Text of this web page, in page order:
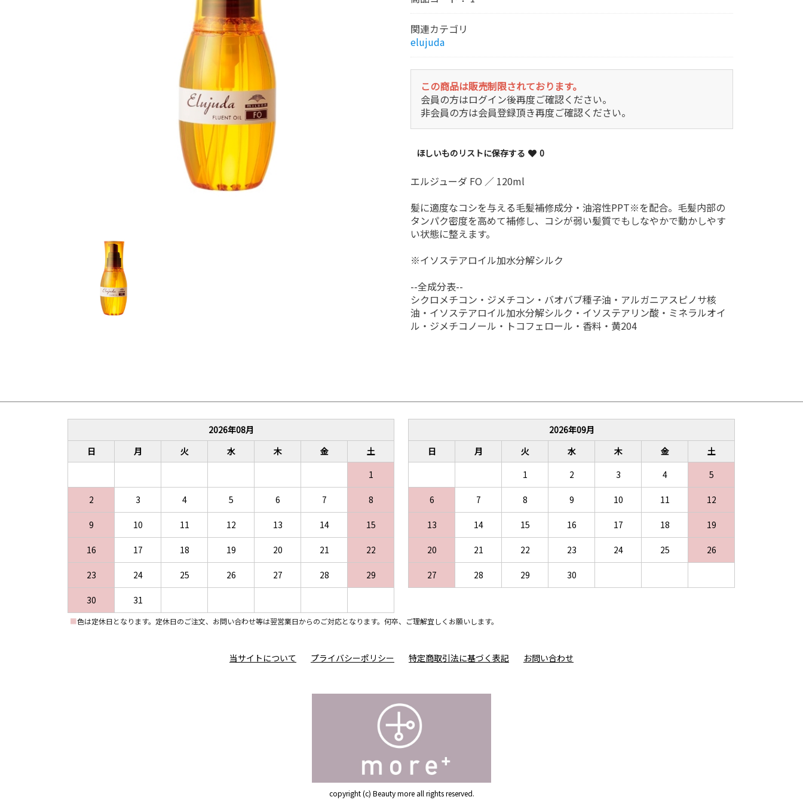
関連カテゴリ
elujuda
この商品は販売制限されております。
会員の方はログイン後再度ご確認ください。
非会員の方は会員登録頂き再度ご確認ください。
カートへ進む
ほしいものリストに保存する 0
エルジューダ FO ／ 120ml
髪に適度なコシを与える毛髪補修成分・油溶性PPT※を配合。毛髪内部の
タンパク密度を高めて補修し、コシが弱い髪質でもしなやかで動かしやす
い状態に整えます。
※イソステアロイル加水分解シルク
--全成分表--
シクロメチコン・ジメチコン・バオバブ種子油・アルガニアスピノサ核
油・イソステアロイル加水分解シルク・イソステアリン酸・ミネラルオイ
ル・ジメチコノール・トコフェロール・香料・黄204
2026年08月
日
月 火 水 木 金
土
1
2 3 4 5 6 7 8
9 10 11 12 13 14 15
16 17 18 19 20 21 22
23 24 25 26 27 28 29
30 31
2026年09月
日
月 火 水 木 金
土
1
2 3 4 5
6 7 8 9 10 11 12
13 14 15 16 17 18 19
20 21 22 23 24 25 26
27 28 29 30
■色は定休日となります。定休日のご注文、お問い合わせ等は翌営業日からのご対応となります。何卒、ご理解宜しくお願いします。
当サイトについて プライバシーポリシー 特定商取引法に基づく表記 お問い合わせ
copyright (c) Beauty more all rights reserved.